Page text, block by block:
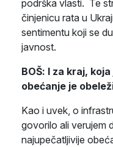
podrška vlasti. Te
činjenicu rata u
sentimentu koji se
javnost.
BOŠ: I za kraj,
obećanje je
Kao i uvek, o
govorilo ali verujem
najupečatljivije